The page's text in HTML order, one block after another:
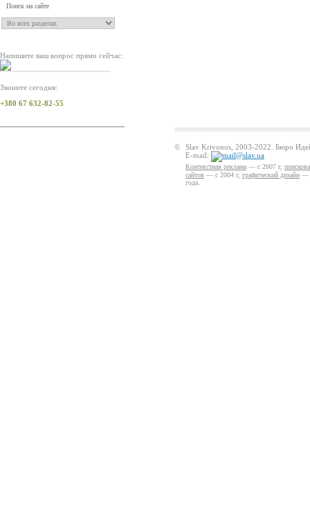
Напишите ваш вопрос прямо сейчас:
Звоните сегодня:
+380 67 632-82-55
©
Slav Krivonos, 2003-2022. Бюро
E-mail:
Контекстная реклама — с 2007 г,
сайтов — с 2004 г, графический дизайн —
года.